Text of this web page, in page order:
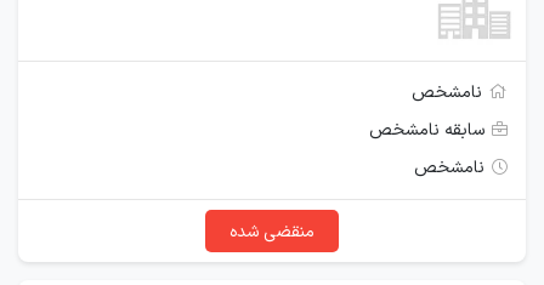
نامشخص
سابقه نامشخص
نامشخص
منقضی شده